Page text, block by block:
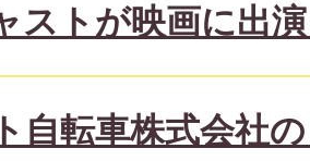
ストが映画に出
自転車株式会社